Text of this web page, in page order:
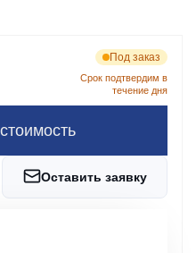
Под заказ
Срок подтвердим в
течение дня
Оставить заявку